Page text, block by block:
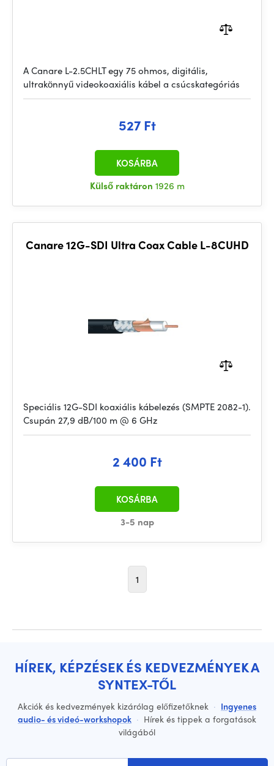
A Canare L-2.5CHLT egy 75 ohmos, digitális,
ultrakönnyű videokoaxiális kábel a csúcskategóriás
527 Ft
Külső raktáron 1926 m
KOSÁRBA
Canare 12G-SDI Ultra Coax Cable L-8CUHD
Speciális 12G-SDI koaxiális kábelezés (SMPTE 2082-1).
Csupán 27,9 dB/100 m @ 6 GHz
2 400 Ft
3-5 nap
KOSÁRBA
1
HÍREK, KÉPZÉSEK ÉS KEDVEZMÉNYEK A
SYNTEX-TŐL
Akciók és kedvezmények kizárólag előfizetőknek · Ingyenes
audio- és videó-workshopok · Hírek és tippek a forgatások
világából